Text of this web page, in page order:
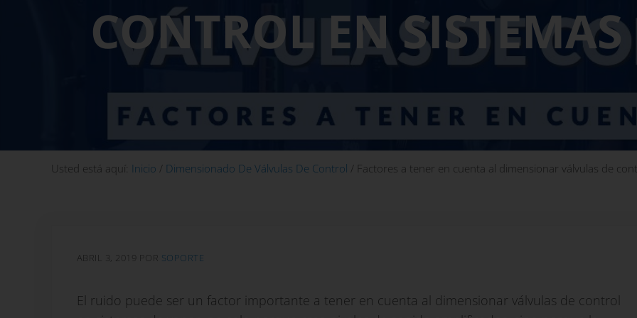
CONTROL EN
Usted está aquí: Inicio / Dimensionado De Válvulas De Control / Factores a tener en cuenta al dimensionar válvulas de
ABRIL 3, 2019 POR SOPORTE
El ruido puede ser un factor importante a tener en cuenta al dimensionar válvulas de control